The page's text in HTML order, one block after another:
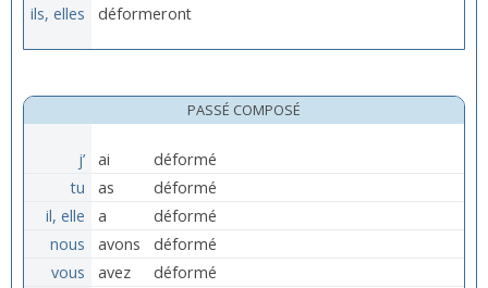
ils, elles
déformeront
PASSÉ COMPOSÉ
j’ ai
déformé
tu
as
déformé
il, elle
a
déformé
nous
avons
déformé
vous
avez
déformé